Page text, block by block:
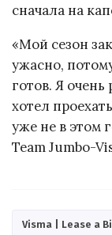
сначала на
«Мой сезон
ужасно,
готов. Я
хотел
уже не в этом
Team Jumbo-
Visma | Lease a